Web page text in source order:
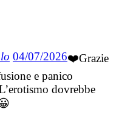
04/07/2026❤️Grazie
e panico
dovrebbe